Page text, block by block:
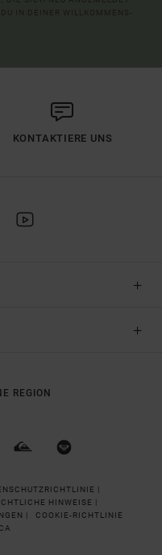
KONTAKTIERE UNS
REGION
|
HINWEISE |
|
COOKIE-RICHTLINIE